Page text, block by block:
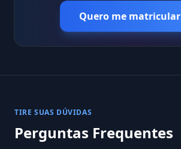
Quero me matricular
TIRE SUAS DÚVIDAS
Perguntas Frequentes